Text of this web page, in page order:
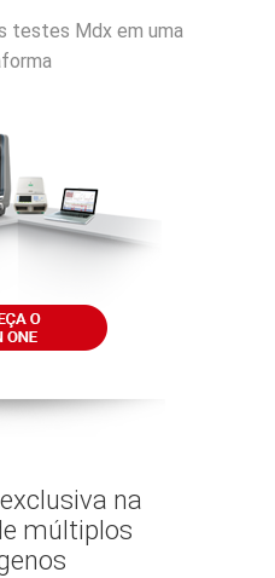
testes Mdx em uma
na
múltiplos